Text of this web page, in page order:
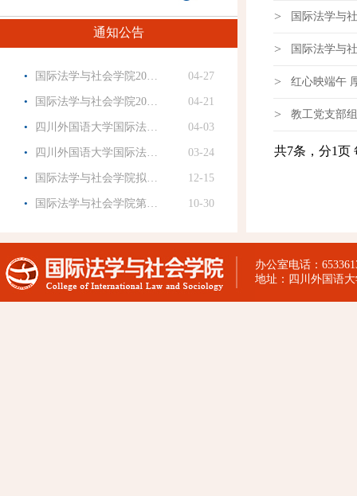
通知公告
· 国际法学与社会学院20… 04-27
· 国际法学与社会学院20… 04-21
· 四川外国语大学国际法… 04-03
· 四川外国语大学国际法… 03-24
· 国际法学与社会学院拟… 12-15
· 国际法学与社会学院第… 10-30
> 国际法学与
> 国际法学与
> 红心映端午
> 教工党支部
共7条，分1页
办公室电话：
地址：四川外国语